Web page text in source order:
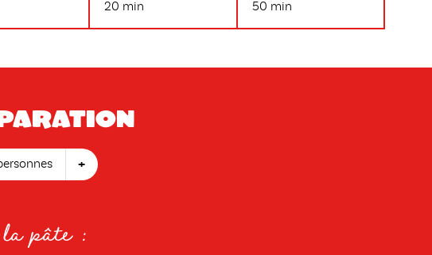
20 min 50 min
+
pâte :